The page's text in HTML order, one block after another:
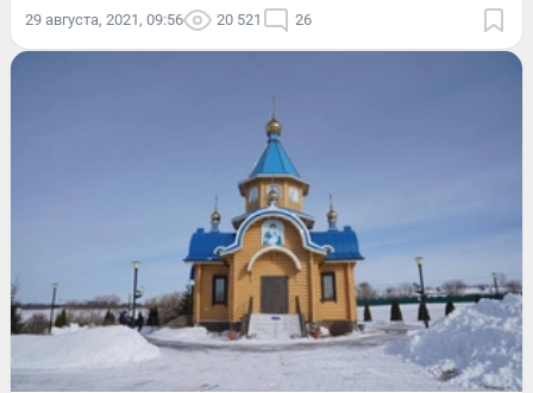
29 августа, 2021, 09:56 20 521 26